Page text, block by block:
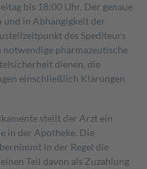
bis 18:00 Uhr. Der genaue
und in Abhängigkeit der
des Spediteurs
pharmazeutische
dienen, die
einschließlich Klärungen
stellt der Arzt ein
in der Apotheke. Die
in der Regel die
Teil davon als Zuzahlung